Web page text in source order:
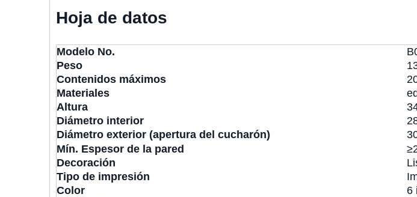
Hoja de datos
Modelo No.
Peso
Contenidos máximos
Materiales
Altura
Diámetro interior
Diámetro exterior (apertura del cucharón)
Mín. Espesor de la pared
Decoración
Tipo de impresión
Color
6